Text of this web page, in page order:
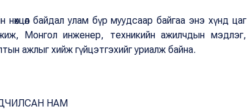
байдал улам бүр муудсаар байгаа энэ хүнд цаг
Монгол инженер, техникийн ажилчдын мэдлэг,
ажлыг хийж гүйцэтгэхийг уриалж байна.
НАМ